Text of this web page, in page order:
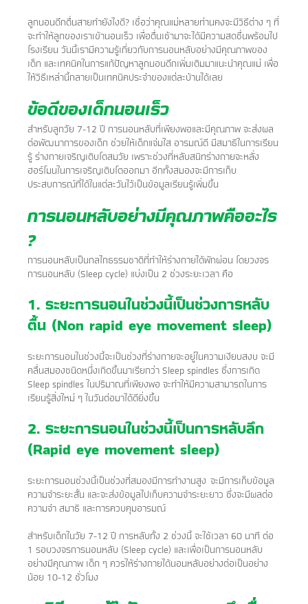
ลูกนอนดึกตื่นสายทำยังไงดี? เชื่อว่าคุณแม่หลายท่านคงจะมีวิธีต่าง ๆ ที่
จะทำให้ลูกของเราเข้านอนเร็ว เพื่อตื่นเช้ามาจะได้มีความสดชื่นพร้อมไป
โรงเรียน วันนี้เรามีความรู้เกี่ยวกับการนอนหลับอย่างมีคุณภาพของ
เด็ก และเทคนิคในการแก้ปัญหาลูกนอนดึกเพิ่มเติมมาแนะนำคุณแม่ เพื่อ
ให้วิธีเหล่านี้กลายเป็นเทคนิคประจำของแต่ละบ้านได้เลย
ข้อดีของเด็กนอนเร็ว
สำหรับลูกวัย 7-12 ปี การนอนหลับที่เพียงพอและมีคุณภาพ จะส่งผล
ต่อพัฒนาการของเด็ก ช่วยให้เด็กแจ่มใส อารมณ์ดี มีสมาธิในการเรียน
รู้ ร่างกายเจริญเติบโตสมวัย เพราะช่วงที่หลับสนิทร่างกายจะหลั่ง
ฮอร์โมนในการเจริญเติบโตออกมา อีกทั้งสมองจะมีการเก็บ
ประสบการณ์ที่ได้ในแต่ละวันไว้เป็นข้อมูลเรียนรู้เพิ่มขึ้น
การนอนหลับอย่างมีคุณภาพคืออะไร
?
การนอนหลับเป็นกลไกธรรมชาติที่ทำให้ร่างกายได้พักผ่อน โดยวงจร
การนอนหลับ (Sleep cycle) แบ่งเป็น 2 ช่วงระยะเวลา คือ
1. ระยะการนอนในช่วงนี้เป็นช่วงการหลับ
ตื้น (Non rapid eye movement sleep)
ระยะการนอนในช่วงนี้จะเป็นช่วงที่ร่างกายจะอยู่ในความเงียบสงบ จะมี
คลื่นสมองชนิดหนึ่งเกิดขึ้นมาเรียกว่า Sleep spindles ซึ่งการเกิด
Sleep spindles ในปริมาณที่เพียงพอ จะทำให้มีความสามารถในการ
เรียนรู้สิ่งใหม่ ๆ ในวันต่อมาได้ดียิ่งขึ้น
2. ระยะการนอนในช่วงนี้เป็นการหลับลึก
(Rapid eye movement sleep)
ระยะการนอนช่วงนี้เป็นช่วงที่สมองมีการทำงานสูง จะมีการเก็บข้อมูล
ความจำระยะสั้น และจะส่งข้อมูลไปเก็บความจำระยะยาว ซึ่งจะมีผลต่อ
ความจำ สมาธิ และการควบคุมอารมณ์
สำหรับเด็กในวัย 7-12 ปี การหลับทั้ง 2 ช่วงนี้ จะใช้เวลา 60 นาที ต่อ
1 รอบวงจรการนอนหลับ (Sleep cycle) และเพื่อเป็นการนอนหลับ
อย่างมีคุณภาพ เด็ก ๆ ควรให้ร่างกายได้นอนหลับอย่างต่อเป็นอย่าง
น้อย 10-12 ชั่วโมง